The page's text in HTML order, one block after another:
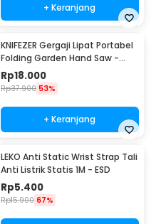
+ Keranjang
KNIFEZER Gergaji Lipat Portabel
Folding Garden Hand Saw -
LA145
Rp18.000
Rp37.900 53%
+ Keranjang
LEKO Anti Static Wrist Strap Tali
Anti Listrik Statis 1M - ESD
Rp5.400
Rp15.900 67%